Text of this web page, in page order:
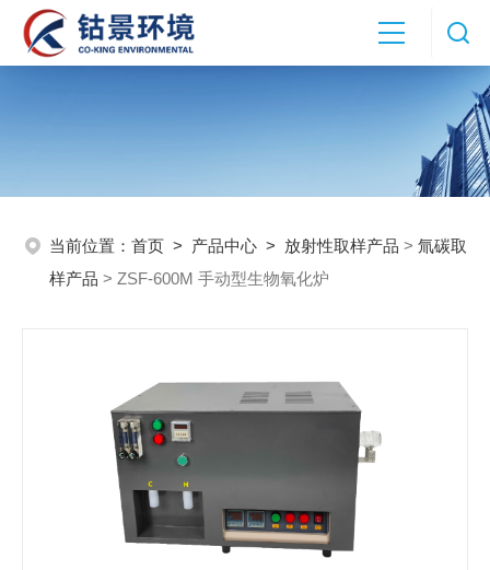
当前位置： 首页 > 产品中心 > 放射性取样产品 > 氚碳取
样产品 > ZSF-600M 手动型生物氧化炉